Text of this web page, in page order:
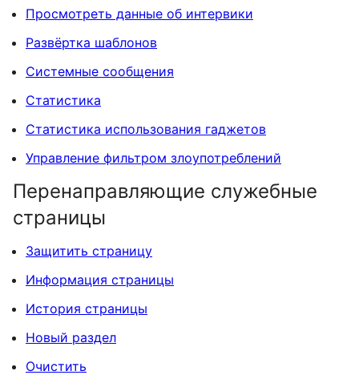
Просмотреть данные об интервики
Развёртка шаблонов
Системные сообщения
Статистика
Статистика использования гаджетов
Управление фильтром злоупотреблений
Перенаправляющие служебные
страницы
Защитить страницу
Информация страницы
История страницы
Новый раздел
Очистить